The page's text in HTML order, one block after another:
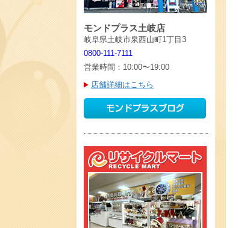
モンドプラス土岐店
岐阜県土岐市泉西山町1丁目3
0800-111-7111
営業時間：10:00〜19:00
店舗詳細はこちら